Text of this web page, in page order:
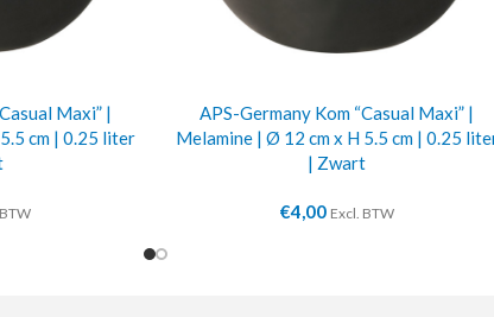
Maxi” |
cm | 0.25 liter
APS-Germany Kom “Casual Maxi” |
Melamine | Ø 12 cm x H 5.5 cm | 0.25
| Zwart
€4,00 Excl. BTW